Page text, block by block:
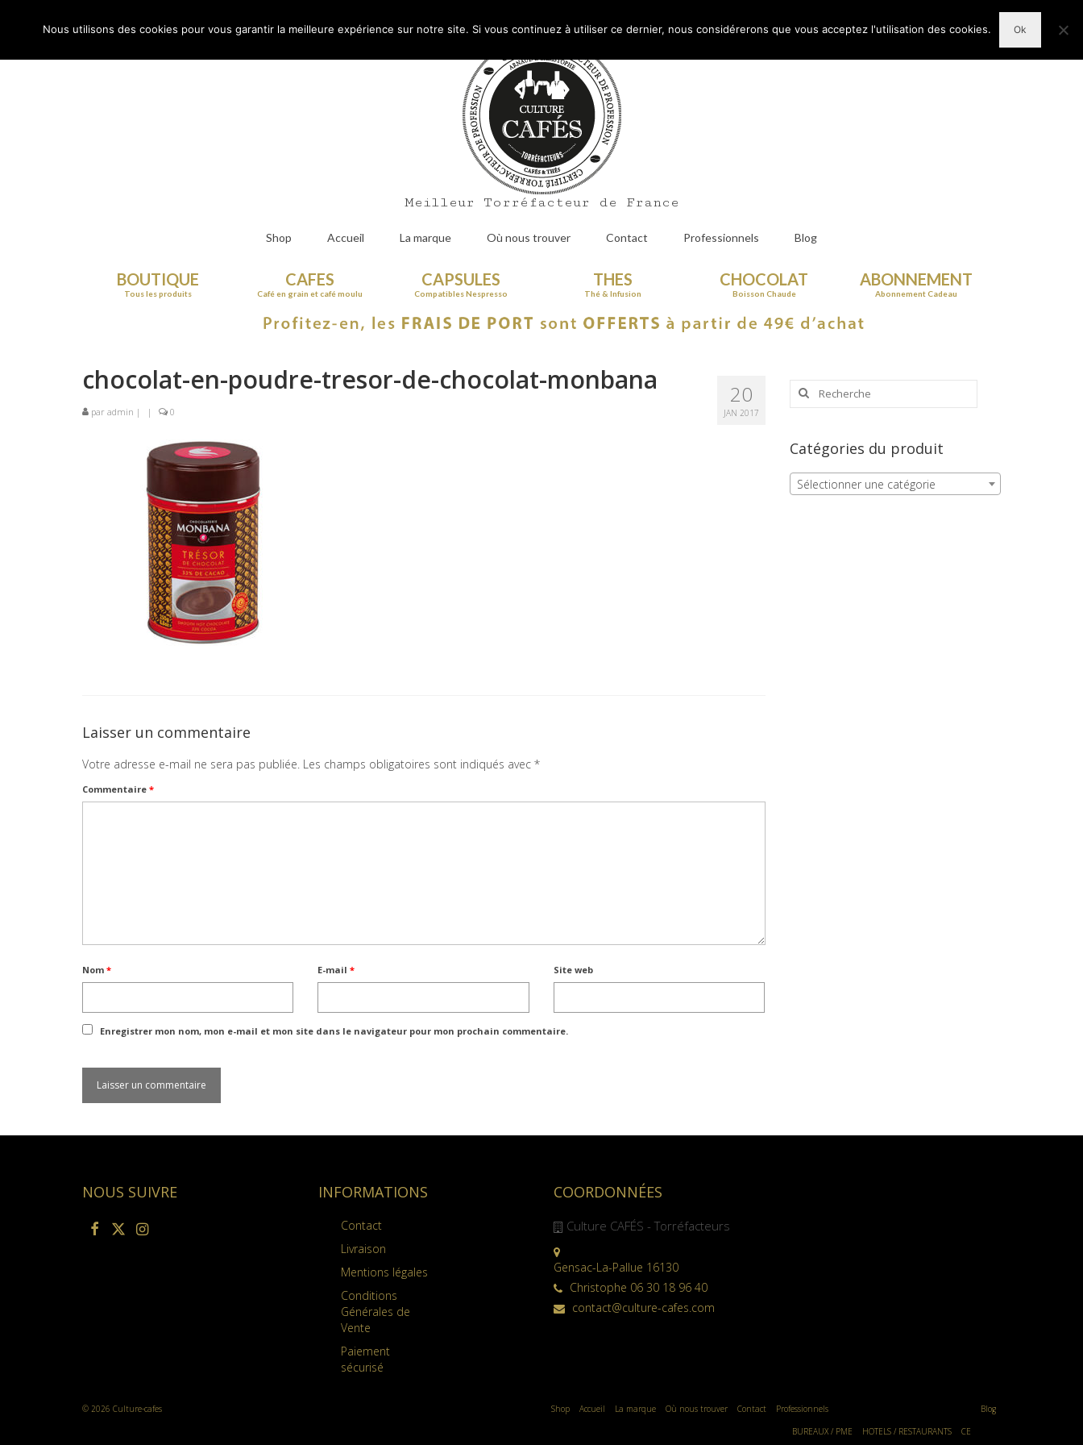
:
Meilleur Torréfacteur de France
Shop Accueil La marque Où nous trouver Contact Professionnels Blog
BOUTIQUE
Tous les produits
CAFES
Café en grain et café moulu
CAPSULES
Compatibles Nespresso
THES
Thé & Infusion
CHOCOLAT
Boisson Chaude
ABONNEMENT
Abonnement Cadeau
20
JAN 2017
chocolat-en-poudre-tresor-de-chocolat-monbana
par admin | | 0
Laisser un commentaire
Votre adresse e-mail ne sera pas publiée. Les champs obligatoires sont indiqués avec *
Commentaire *
Nom * E-mail* Site web
Enregistrer mon nom, mon e-mail et mon site dans le navigateur pour mon prochain commentaire.
Rechercher
Catégories du produit
Sélectionner une catégorie
NOUS SUIVRE INFORMATIONS
Contact
Livraison
Mentions légales
Conditions
Générales de
Vente
Paiement
sécurisé
COORDONNÉES
Culture CAFÉS - Torréfacteurs
Gensac-La-Pallue 16130
Christophe 06 30 18 96 40
contact@culture-cafes.com
Shop Accueil La marque Où nous trouver Contact
Professionnels
BUREAUX / PME
HOTELS / RESTAURANTS CE
Blog
© 2026 Culture-cafes
Nous utilisons des cookies pour vous garantir la meilleure expérience sur notre site. Si vous continuez à utiliser ce dernier, nous considérerons que vous acceptez l'utilisation des cookies. Ok